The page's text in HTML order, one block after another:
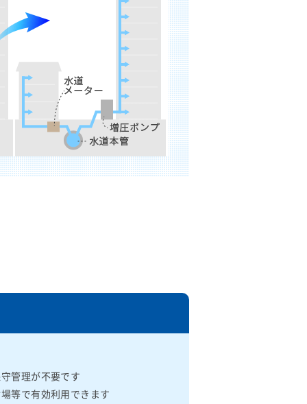
管理が不要です
等で有効利用できます